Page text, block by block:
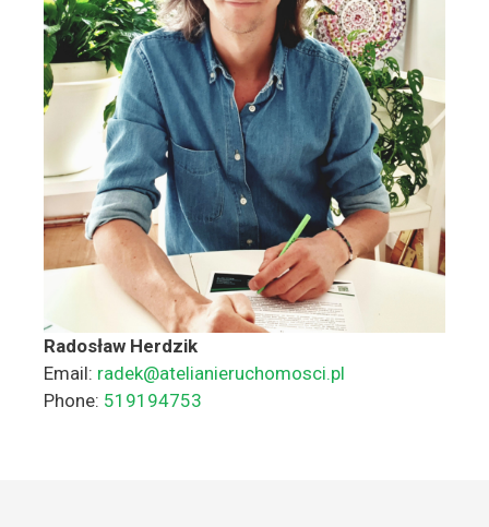
Radosław Herdzik
Email: radek@atelianieruchomosci.pl
Phone: 519194753